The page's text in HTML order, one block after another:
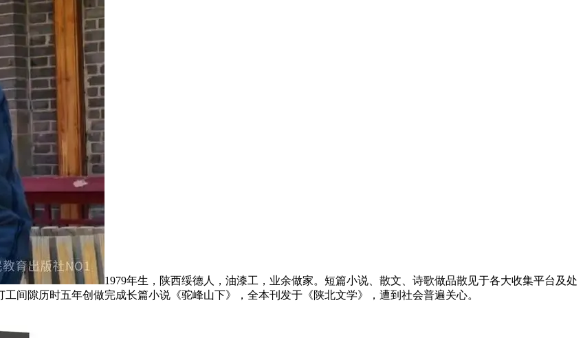
1979年生，陕西绥德人，油漆工，业余做家。短篇小说、散文、诗歌做品散见于各大收集平台及处
间隙历时五年创做完成长篇小说《驼峰山下》，全本刊发于《陕北文学》，遭到社会普遍关心。